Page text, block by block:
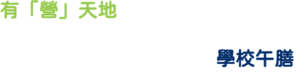
有「營」天地
學校午膳